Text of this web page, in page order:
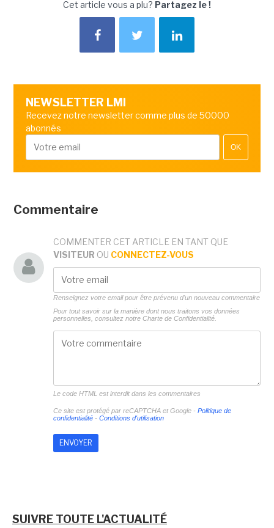
Cet article vous a plu? Partagez le !
NEWSLETTER LMI
Recevez notre newsletter comme plus de 50000
abonnés
OK
Commentaire
COMMENTER CET ARTICLE EN TANT QUE
VISITEUR OU CONNECTEZ-VOUS
Renseignez votre email pour être prévenu d'un nouveau commentaire
Pour tout savoir sur la manière dont nous traitons vos données
personnelles, consultez notre Charte de Confidentialité.
Le code HTML est interdit dans les commentaires
Ce site est protégé par reCAPTCHA et Google - Politique de
confidentialité- Conditions d'utilisation
SUIVRE TOUTE L'ACTUALITÉ